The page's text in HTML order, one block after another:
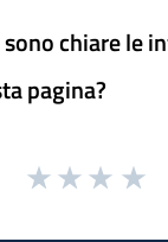
chiare le
pagina?